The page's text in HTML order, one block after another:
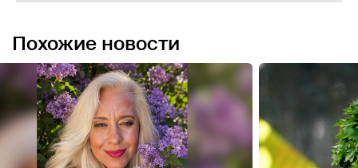
Похожие новости